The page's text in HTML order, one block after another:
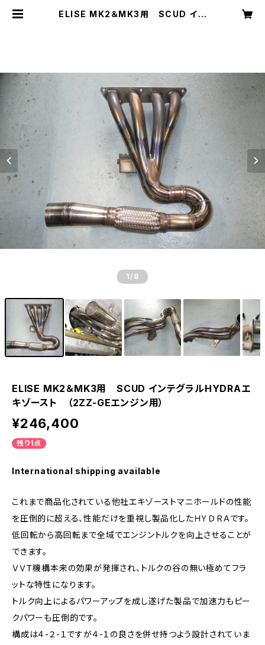
ELISE MK2＆MK3用 SCUD イン
1 /8
ELISE MK2＆MK3用 SCUD インテグラルHYDRAエ
キゾースト （2ZZ-GEエンジン用）
¥246,400
残り1点
International shipping available
これまで商品化されている他社エキゾーストマニホールドの性能
を圧倒的に超える、性能だけを重視し製品化したＨＹＤＲＡです。
低回転から高回転まで全域でエンジントルクを向上させることが
できます。
ＶＶＴ機構本来の効果が発揮され、トルクの谷の無い極めてフラ
ットな特性になります。
トルク向上によるパワーアップを成し遂げた製品で加速力もピー
クパワーも圧倒的です。
構成は４-２-１ですが４-１の良さを併せ持つよう設計されていま